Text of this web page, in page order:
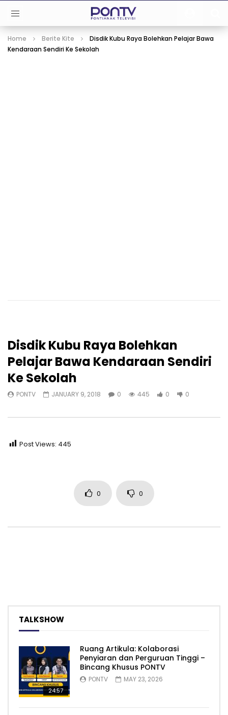
Home Berite Kite
Disdik Kubu Raya Bolehkan Pelajar Bawa
Kendaraan Sendiri Ke Sekolah
Disdik Kubu Raya Bolehkan
Pelajar Bawa Kendaraan Sendiri
Ke Sekolah
PONTV JANUARY 9, 2018 0 445 0 0
Post Views: 445
0 0
TALKSHOW
24:57
Ruang Artikula: Kolaborasi
Penyiaran dan Perguruan Tinggi –
Bincang Khusus PONTV
PONTV MAY 23, 2026